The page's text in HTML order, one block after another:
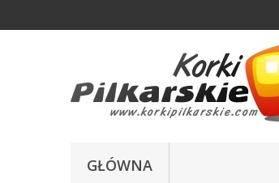
GŁÓWNA